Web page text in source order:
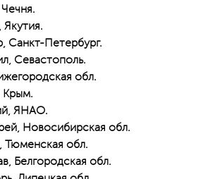
Санкт-Петербург.
Севастополь.
обл.
ЯНАО.
Новосибирская обл.
Тюменская обл.
Белгородская обл.